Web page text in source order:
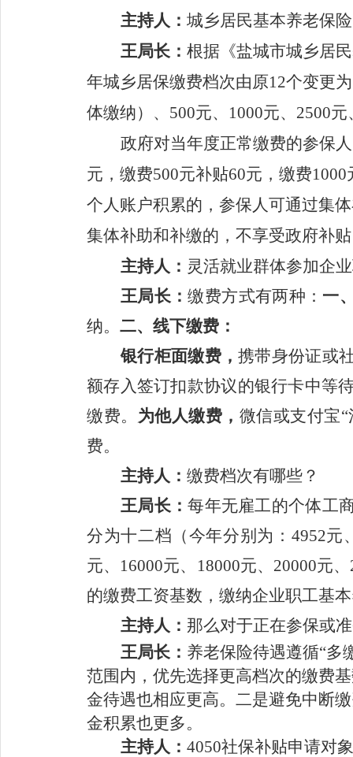
主持人： 城乡居民基本养老保
王局长： 根据《盐城市城乡居
年城乡居保缴费档次由原12个变更为
体缴纳）、 500元、 1000元、 2500元
政府对当年度正常缴费的参保
元，缴费500元补贴60元，缴费1000
个人账户积累的，参保人可通过集
集体补助和补缴的，不享受政府补
主持人： 灵活就业群体参加企
王局长：缴费方式有两种： 一
纳。 二、 线下缴费 ：
银行柜面缴费，携带身份证或
额存入签订扣款协议的银行卡中等
缴费。 为他人缴费 ， 微信或支付宝“
费。
主持人： 缴费档次有哪些 ？
王局长：每年无雇工的个体工
分为十二档 （今年分别为： 4952元
元、 16000元、 18000元、 20000元、
的缴费工资基数，缴纳企业职工基
主持人 ： 那么对于正在参保或
王局长： 养老保险待遇遵循“多
范围内， 优先选择更高档次的缴费
金待遇也相应更高。 二是避免中断
金积累也更多。
主持人： 4050社保补贴申请对